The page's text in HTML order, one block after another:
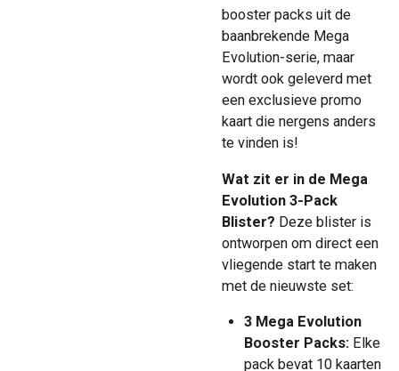
booster packs uit de
baanbrekende Mega
Evolution-serie, maar
wordt ook geleverd met
een exclusieve promo
kaart die nergens anders
te vinden is!
Wat zit er in de Mega
Evolution 3-Pack
Blister? Deze blister is
ontworpen om direct een
vliegende start te maken
met de nieuwste set:
3 Mega Evolution
Booster Packs:Elke
pack bevat 10 kaarten